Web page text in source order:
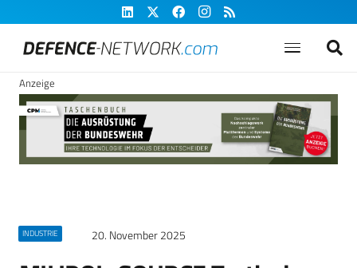
Anzeige
INDUSTRIE 20. November 2025